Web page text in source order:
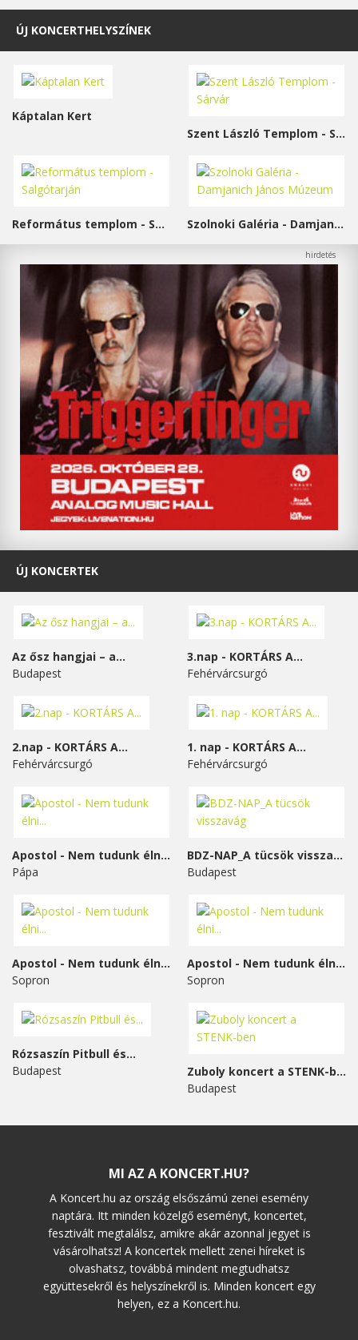
ÚJ KONCERTHELYSZÍNEK
Káptalan Kert
Szent László Templom - Sárvár
Református templom - Salgótarján Szolnoki Galéria - Damjanich János Múzeum
ÚJ KONCERTEK
Az ősz hangjai – a...
Budapest
3.nap - KORTÁRS A...
Fehérvárcsurgó
2.nap - KORTÁRS A...
Fehérvárcsurgó
1. nap - KORTÁRS A...
Fehérvárcsurgó
Apostol - Nem tudunk élni...
Pápa
BDZ-NAP_A tücsök visszavág
Budapest
Apostol - Nem tudunk élni...
Sopron
Apostol - Nem tudunk élni...
Sopron
Rózsaszín Pitbull és...
Budapest
Zuboly koncert a STENK-ben
Budapest
MI AZ A KONCERT.HU?
A Koncert.hu az ország elsőszámú zenei esemény
naptára. Itt minden közelgő eseményt, koncertet,
fesztivált megtalálsz, amikre akár azonnal jegyet is
vásárolhatsz! A koncertek mellett zenei híreket is
olvashatsz, továbbá mindent megtudhatsz
együttesekről és helyszínekről is. Minden koncert egy
helyen, ez a Koncert.hu.